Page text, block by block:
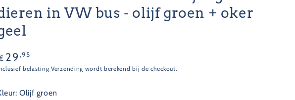
in VW bus - olijf groen + oker
Normale
29 ,95
belasting Verzending wordt berekend bij de checkout.
Olijf groen